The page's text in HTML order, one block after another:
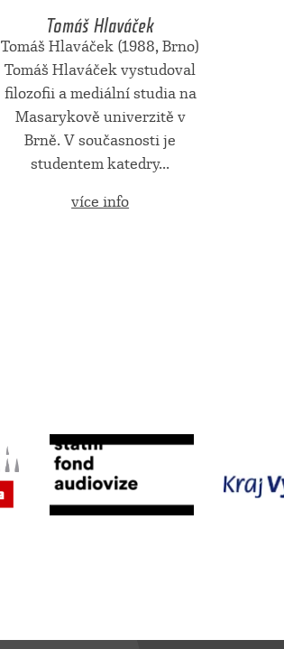
Tomáš Hlaváček
Tomáš Hlaváček (1988, Brno)
Tomáš Hlaváček vystudoval
filozofii a mediální studia na
Masarykově univerzitě v
Brně. V současnosti je
studentem katedry...
více info